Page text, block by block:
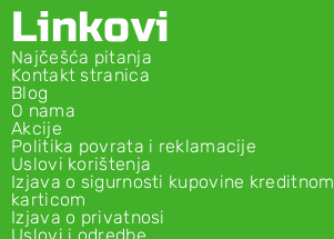
Linkovi
Najčešća pitanja
Kontakt stranica
Blog
O nama
Akcije
Politika povrata i reklamacije
Uslovi korištenja
Izjava o sigurnosti kupovine kreditnom
karticom
Izjava o privatnosi